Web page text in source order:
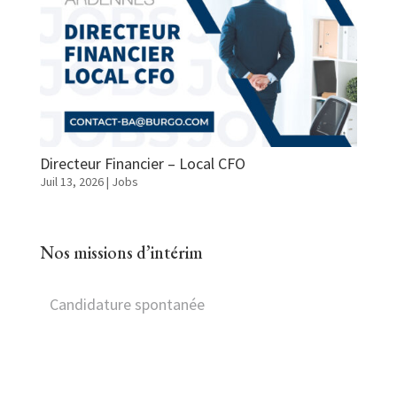
Directeur Financier – Local CFO
Juil 13, 2026| Jobs
Nos missions d’intérim
Candidature spontanée